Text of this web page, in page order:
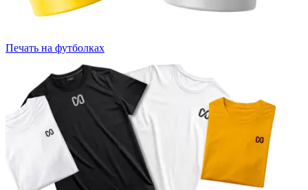
Печать на футболках